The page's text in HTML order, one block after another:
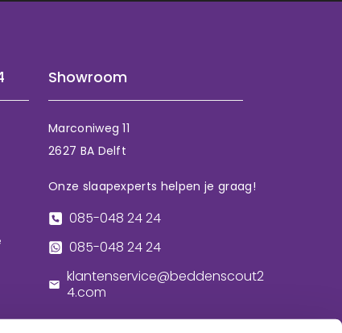
Showroom
Marconiweg 11
2627 BA Delft
Onze slaapexperts helpen je graag!
085-048 24 24
085-048 24 24
klantenservice@beddenscout2
4.com